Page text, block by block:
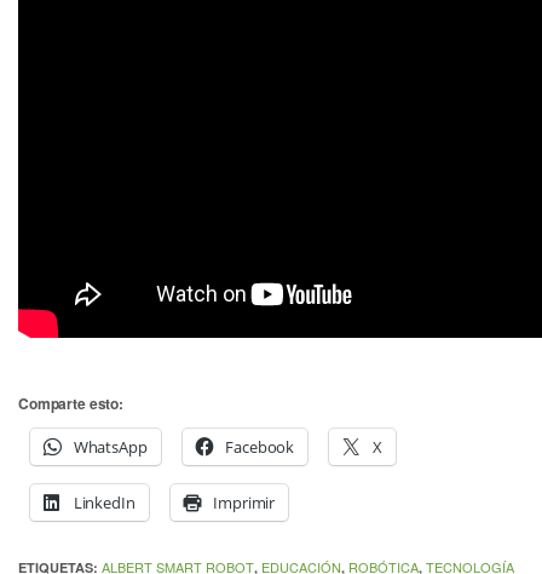
Comparte esto:
WhatsApp
Facebook X
LinkedIn Imprimir
ETIQUETAS: ALBERT SMART ROBOT, EDUCACIÓN, ROBÓTICA, TECNOLOGÍA